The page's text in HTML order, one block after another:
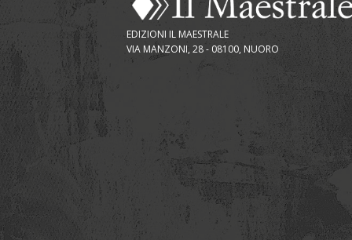
EDIZIONI IL MAESTRALE
VIA MANZONI, 28 - 08100, NUORO